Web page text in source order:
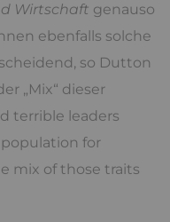
Wirtschaft genauso
ebenfalls solche
so Dutton
„Mix“ dieser
terrible leaders
for
mix of those traits